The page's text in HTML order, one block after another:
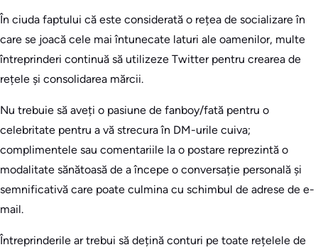
În ciuda faptului că este considerată o rețea de socializare în
care se joacă cele mai întunecate laturi ale oamenilor, multe
întreprinderi continuă să utilizeze Twitter pentru crearea de
rețele și consolidarea mărcii.
Nu trebuie să aveți o pasiune de fanboy/fată pentru o
celebritate pentru a vă strecura în DM-urile cuiva;
complimentele sau comentariile la o postare reprezintă o
modalitate sănătoasă de a începe o conversație personală și
semnificativă care poate culmina cu schimbul de adrese de e-
mail.
Întreprinderile ar trebui să dețină conturi pe toate rețelele de